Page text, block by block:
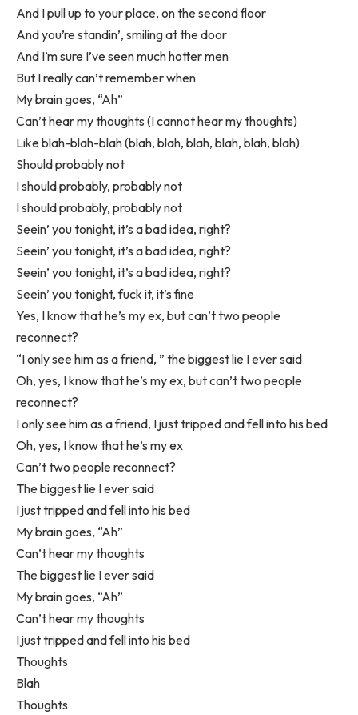
And I pull up to your place, on the second floor
And you’re standin’, smiling at the door
And I’m sure I’ve seen much hotter men
But I really can’t remember when
My brain goes, “Ah”
Can’t hear my thoughts (I cannot hear my thoughts)
Like blah-blah-blah (blah, blah, blah, blah, blah, blah)
Should probably not
I should probably, probably not
I should probably, probably not
Seein’ you tonight, it’s a bad idea, right?
Seein’ you tonight, it’s a bad idea, right?
Seein’ you tonight, it’s a bad idea, right?
Seein’ you tonight, fuck it, it’s fine
Yes, I know that he’s my ex, but can’t two people
reconnect?
“I only see him as a friend, ” the biggest lie I ever said
Oh, yes, I know that he’s my ex, but can’t two people
reconnect?
I only see him as a friend, I just tripped and fell into his bed
Oh, yes, I know that he’s my ex
Can’t two people reconnect?
The biggest lie I ever said
I just tripped and fell into his bed
My brain goes, “Ah”
Can’t hear my thoughts
The biggest lie I ever said
My brain goes, “Ah”
Can’t hear my thoughts
I just tripped and fell into his bed
Thoughts
Blah
Thoughts